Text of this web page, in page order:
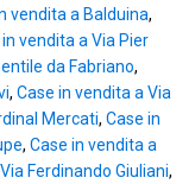
vendita a Balduina,
vendita a Via Pier
da Fabriano,
, Case in vendita a Via
Mercati, Case in
, Case in vendita a
Ferdinando Giuliani,